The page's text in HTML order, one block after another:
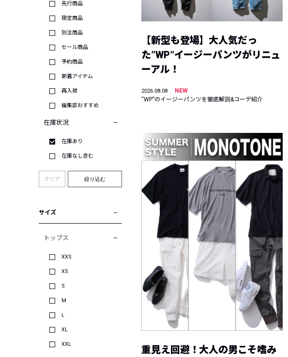
先行商品
限定商品
別注商品
セール商品
予約商品
新着アイテム
再入荷
編集部おすすめ
在庫状況
在庫あり
在庫なし含む
クリア 絞り込む
サイズ
トップス
XXS
XS
S
M
L
XL
XXL
【新型も登場】大人気だっ
た”WP”イージーパンツがリニュ
ーアル！
2026.08.08
NEW
“WP”のイージーパンツを徹底解説&コーデ紹介
重見え回避！大人の男こそ嗜み